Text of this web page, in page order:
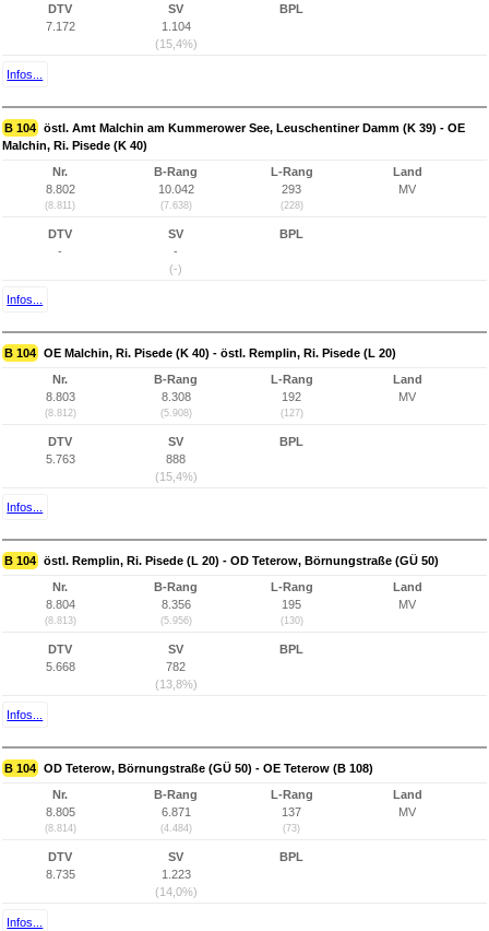
DTV
7.172
SV
1.104
(15,4%)
BPL
Infos...
B 104 östl. Amt Malchin am Kummerower See, Leuschentiner Damm (K 39) - OE
Malchin, Ri. Pisede (K 40)
Nr.
8.802
(8.811)
B-Rang
10.042
(7.638)
L-Rang
293
(228)
Land
MV
DTV
-
SV
-
(-)
BPL
Infos...
B 104 OE Malchin, Ri. Pisede (K 40) - östl. Remplin, Ri. Pisede (L 20)
Nr.
8.803
(8.812)
B-Rang
8.308
(5.908)
L-Rang
192
(127)
Land
MV
DTV
5.763
SV
888
(15,4%)
BPL
Infos...
B 104 östl. Remplin, Ri. Pisede (L 20) - OD Teterow, Börnungstraße (GÜ 50)
Nr.
8.804
(8.813)
B-Rang
8.356
(5.956)
L-Rang
195
(130)
Land
MV
DTV
5.668
SV
782
(13,8%)
BPL
Infos...
B 104 OD Teterow, Börnungstraße (GÜ 50) - OE Teterow (B 108)
Nr.
8.805
(8.814)
B-Rang
6.871
(4.484)
L-Rang
137
(73)
Land
MV
DTV
8.735
SV
1.223
(14,0%)
BPL
Infos...